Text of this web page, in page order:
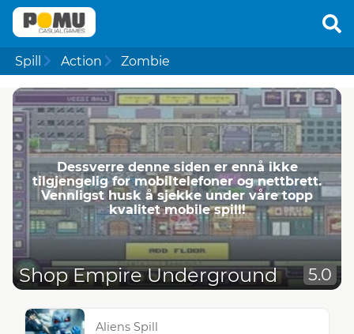
Spill Action Zombie
Dessverre denne siden er ennå ikke
tilgjengelig for mobiltelefoner og nettbrett.
Vennligst husk å sjekke under våre topp
kvalitet mobile spill!
Shop Empire Underground 5.0
Aliens Spill